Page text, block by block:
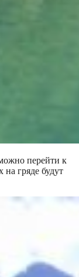
перейти к
гряде будут